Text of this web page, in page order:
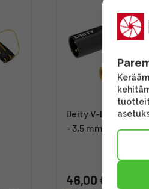
Deity V-Link -
- 3,5 mm
46,00 €